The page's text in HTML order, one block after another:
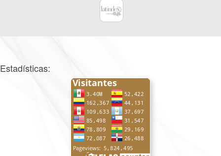
Estadísticas: